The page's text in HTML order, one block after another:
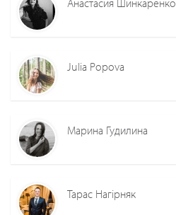
Julia Popova
Марина Гудилина
Тарас Нагірняк